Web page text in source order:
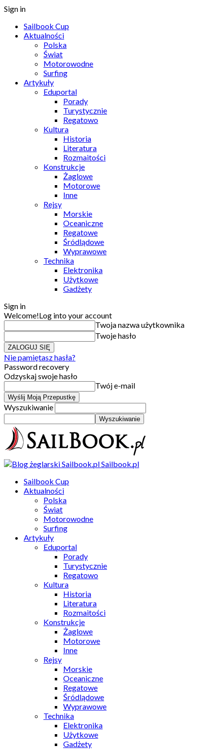
Sign in
Sailbook Cup
Aktualności
Polska
Świat
Motorowodne
Surfing
Artykuły
Eduportal
Porady
Turystycznie
Regatowo
Kultura
Historia
Literatura
Rozmaitości
Konstrukcje
Żaglowe
Motorowe
Inne
Rejsy
Morskie
Oceaniczne
Regatowe
Śródlądowe
Wyprawowe
Technika
Elektronika
Użytkowe
Gadżety
Sign in
Welcome!Log into your account
Twoja nazwa użytkownika
Twoje hasło
Nie pamiętasz hasła?
Password recovery
Odzyskaj swoje hasło
Twój e-mail
Wyszukiwanie
Sailbook.pl
Sailbook Cup
Aktualności
Polska
Świat
Motorowodne
Surfing
Artykuły
Eduportal
Porady
Turystycznie
Regatowo
Kultura
Historia
Literatura
Rozmaitości
Konstrukcje
Żaglowe
Motorowe
Inne
Rejsy
Morskie
Oceaniczne
Regatowe
Śródlądowe
Wyprawowe
Technika
Elektronika
Użytkowe
Gadżety